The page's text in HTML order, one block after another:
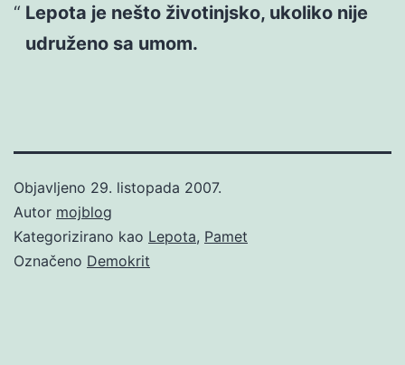
Lepota je nešto životinjsko, ukoliko nije
udruženo sa umom.
Objavljeno 29. listopada 2007.
Autor mojblog
Kategorizirano kao Lepota, Pamet
Označeno Demokrit